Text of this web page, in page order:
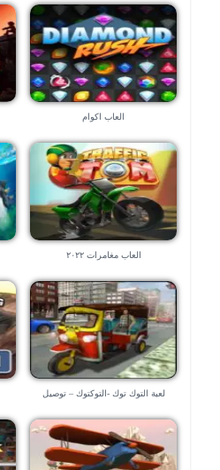
العاب اكوام
العاب مغامرات ٢٠٢٢
لعبة التوك توك -التوكتوك – توصيل